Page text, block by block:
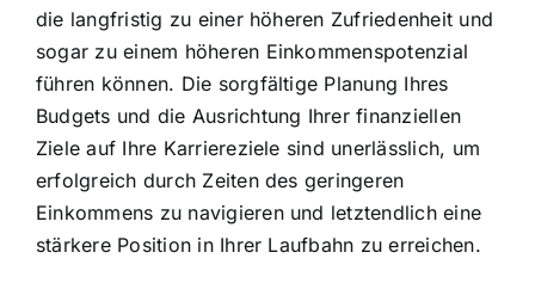
die langfristig zu einer höheren Zufriedenheit und
sogar zu einem höheren Einkommenspotenzial
führen können. Die sorgfältige Planung Ihres
Budgets und die Ausrichtung Ihrer finanziellen
Ziele auf Ihre Karriereziele sind unerlässlich, um
erfolgreich durch Zeiten des geringeren
Einkommens zu navigieren und letztendlich eine
stärkere Position in Ihrer Laufbahn zu erreichen.